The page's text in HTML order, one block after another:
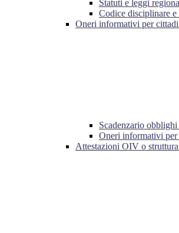
Statuti e leggi
Codice disciplinare
Oneri informativi per
Scadenzario
Oneri informativi per
Attestazioni OIV o struttura